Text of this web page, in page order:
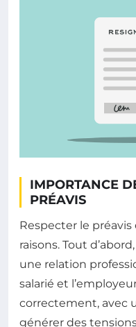
IMPORTANCE
PRÉAVIS
Respecter le
raisons. Tout
une relation
salarié et
correctement, avec
générer des